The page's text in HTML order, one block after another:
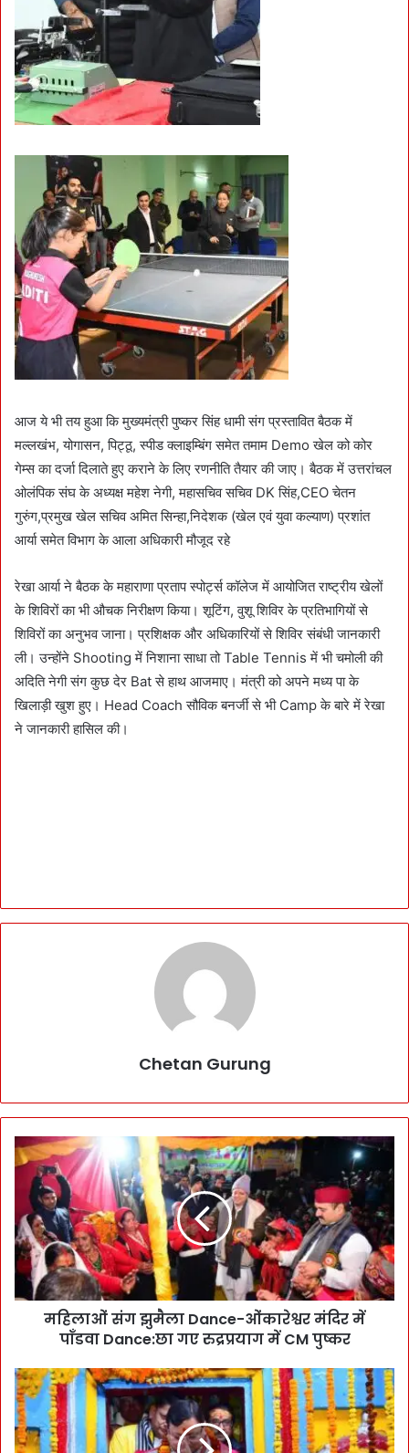
आज ये भी तय हुआ कि मुख्यमंत्री पुष्कर सिंह धामी संग प्रस्तावित बैठक में
मल्लखंभ, योगासन, पिट्ठू, स्पीड क्लाइम्बिंग समेत तमाम Demo खेल को कोर
गेम्स का दर्जा दिलाते हुए कराने के लिए रणनीति तैयार की जाए। बैठक में उत्तरांचल
ओलंपिक संघ के अध्यक्ष महेश नेगी, महासचिव सचिव DK सिंह,CEO चेतन
गुरुंग,प्रमुख खेल सचिव अमित सिन्हा,निदेशक (खेल एवं युवा कल्याण) प्रशांत
आर्या समेत विभाग के आला अधिकारी मौजूद रहे
रेखा आर्या ने बैठक के महाराणा प्रताप स्पोर्ट्स कॉलेज में आयोजित राष्ट्रीय खेलों
के शिविरों का भी औचक निरीक्षण किया। शूटिंग, वुशू शिविर के प्रतिभागियों से
शिविरों का अनुभव जाना। प्रशिक्षक और अधिकारियों से शिविर संबंधी जानकारी
ली। उन्होंने Shooting में निशाना साधा तो Table Tennis में भी चमोली की
अदिति नेगी संग कुछ देर Bat से हाथ आजमाए। मंत्री को अपने मध्य पा के
खिलाड़ी खुश हुए। Head Coach सौविक बनर्जी से भी Camp के बारे में रेखा
ने जानकारी हासिल की।
Chetan Gurung
म
हि
सं
ग
झु
ला
c
e
-
ओं
महिलाओं संग झुमैला Dance-ओंकारेश्वर मंदिर में
पाँडवा Dance:छा गए रुद्रप्रयाग में CM पुष्कर
बा
बा
के
दा